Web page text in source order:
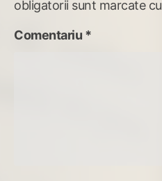
obligatorii sunt marcate cu
Comentariu *